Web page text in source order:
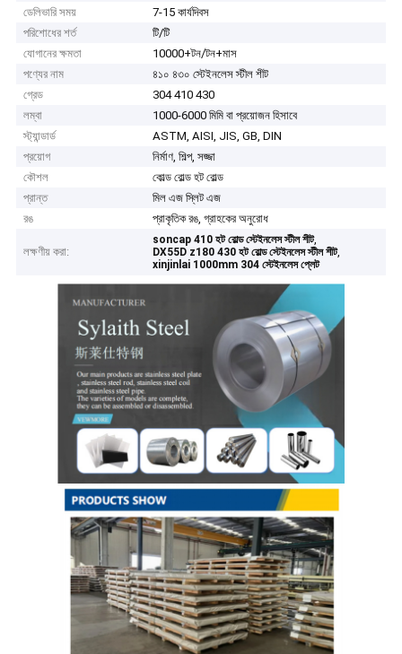
ডেলিভারি সময়
7-15 কার্যদিবস
পরিশোধের শর্ত
টি/টি
যোগানের ক্ষমতা
10000+টন/টন+মাস
পণ্যের নাম
৪১০ ৪৩০ স্টেইনলেস স্টীল শীট
গ্রেড
304 410 430
লম্বা
1000-6000 মিমি বা প্রয়োজন হিসাবে
স্ট্যান্ডার্ড
ASTM, AISI, JIS, GB, DIN
প্রয়োগ
নির্মাণ, শিল্প, সজ্জা
কৌশল
কোল্ড রোল্ড হট রোল্ড
প্রান্ত
মিল এজ স্লিট এজ
রঙ
প্রাকৃতিক রঙ, গ্রাহকের অনুরোধ
লক্ষণীয় করা:
soncap 410 হট রোল্ড স্টেইনলেস স্টীল শীট,
DX55D z180 430 হট রোল্ড স্টেইনলেস স্টীল শীট,
xinjinlai 1000mm 304 স্টেইনলেস প্লেট